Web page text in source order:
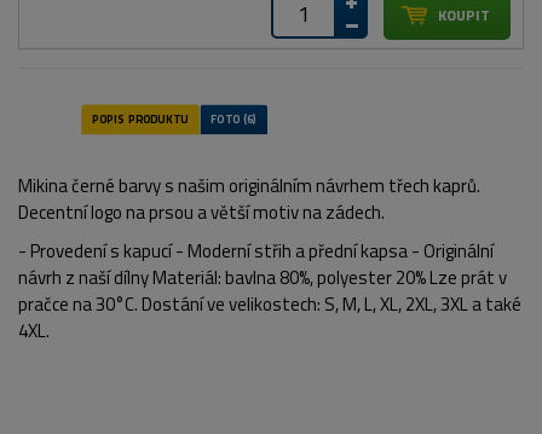
Mikina černé barvy s našim originálním návrhem třech kaprů.
Decentní logo na prsou a větší motiv na zádech.
- Provedení s kapucí - Moderní střih a přední kapsa - Originální
návrh z naší dílny Materiál: bavlna 80%, polyester 20% Lze prát v
pračce na 30°C. Dostání ve velikostech: S, M, L, XL, 2XL, 3XL a také
4XL.